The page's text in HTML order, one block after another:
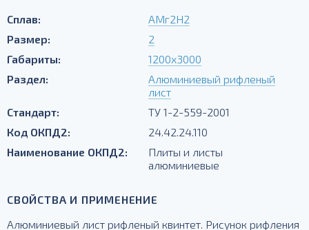
Сплав:
АМг2Н2
Размер:
2
Габариты:
1200х3000
Раздел:
Алюминиевый рифленый
лист
Стандарт:
ТУ 1-2-559-2001
Код ОКПД2:
24.42.24.110
Наименование ОКПД2:
Плиты и листы
алюминиевые
СВОЙСТВА И ПРИМЕНЕНИЕ
Алюминиевый лист рифленый квинтет. Рисунок рифления